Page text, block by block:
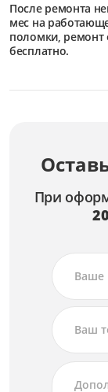
После ремонта
мес на
поломки, ремонт
бесплатно.
При